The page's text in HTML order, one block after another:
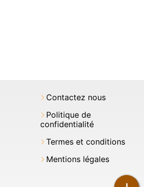
Contactez nous
Politique de
confidentialité
Termes et conditions
Mentions légales